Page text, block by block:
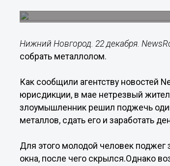
Нижний Новгород. 22 декабря.
собрать металлолом.
Как сообщили агентству новостей
юрисдикции, в мае нетрезвый
злоумышленник решил поджечь
металлов, сдать его и заработать
Для этого молодой человек поджег
окна, после чего скрылся.Однако